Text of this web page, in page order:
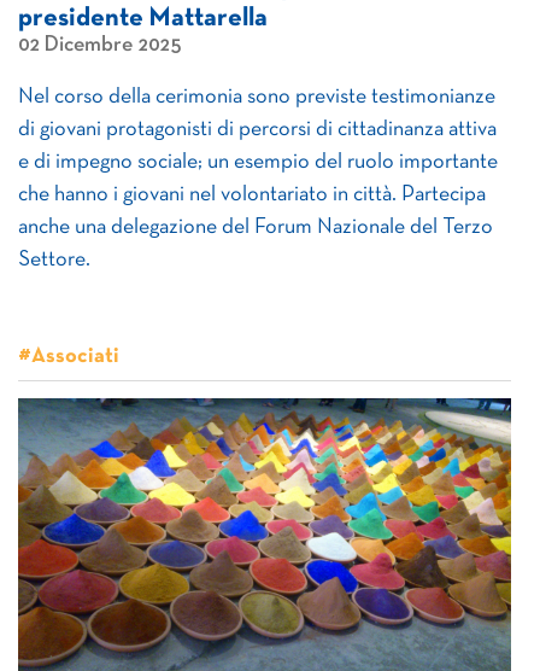
presidente Mattarella
02 Dicembre 2025
Nel corso della cerimonia sono previste testimonianze
di giovani protagonisti di percorsi di cittadinanza attiva
e di impegno sociale; un esempio del ruolo importante
che hanno i giovani nel volontariato in città. Partecipa
anche una delegazione del Forum Nazionale del Terzo
Settore.
#Associati